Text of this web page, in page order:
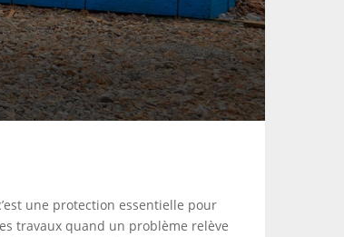
une protection essentielle pour
travaux quand un problème relève